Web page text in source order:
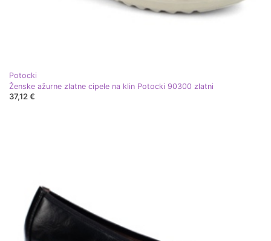
Potocki
Ženske ažurne zlatne cipele na klin Potocki 90300 zlatni
37,12 €